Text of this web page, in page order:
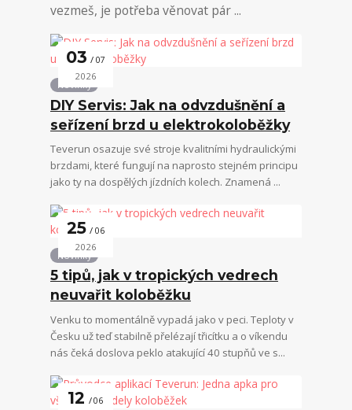
vezmeš, je potřeba věnovat pár ...
03 07
2026
Novinky
DIY Servis: Jak na odvzdušnění a
seřízení brzd u elektrokoloběžky
Teverun osazuje své stroje kvalitními hydraulickými
brzdami, které fungují na naprosto stejném principu
jako ty na dospělých jízdních kolech. Znamená ...
25 06
2026
Novinky
5 tipů, jak v tropických vedrech
neuvařit koloběžku
Venku to momentálně vypadá jako v peci. Teploty v
Česku už teď stabilně přelézají třicítku a o víkendu
nás čeká doslova peklo atakující 40 stupňů ve s...
12 06